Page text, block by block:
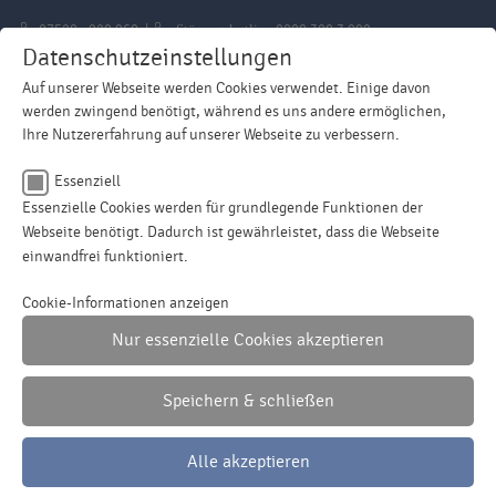
07528 - 920 960 | Störungshotline0800 300 3 999
Menu
Unser Wasser ist getestet
Datenschutzeinstellungen
Auf unserer Webseite werden Cookies verwendet. Einige davon
werden zwingend benötigt, während es uns andere ermöglichen,
Ihre Nutzererfahrung auf unserer Webseite zu verbessern.
Essenziell
Essenzielle Cookies werden für grundlegende Funktionen der
Webseite benötigt. Dadurch ist gewährleistet, dass die Webseite
einwandfrei funktioniert.
Name cookie_optin
Haslach Wasserversorgung
1 Jahr
Cookie-Einstellungen für diese Website zu
Cookie-Informationen anzeigen
Nur essenzielle Cookies akzeptieren
Speichern & schließen
Alle akzeptieren